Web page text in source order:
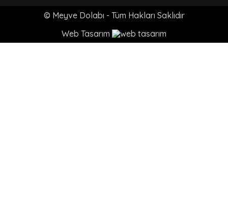
© Meyve Dolabı - Tüm Hakları Saklıdır
Web Tasarım